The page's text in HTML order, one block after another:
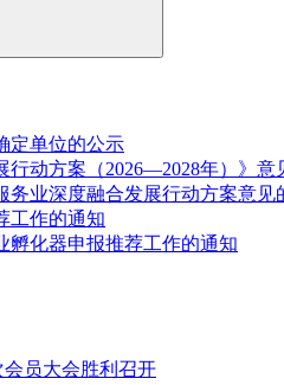
定单位的公示
动方案（2026—2028年）》意
务业深度融合发展行动方案意见
工作的通知
孵化器申报推荐工作的通知
员大会胜利召开